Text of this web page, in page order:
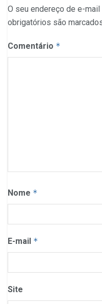
O seu endereço de e-
obrigatórios são
Comentário *
Nome *
E-mail *
Site